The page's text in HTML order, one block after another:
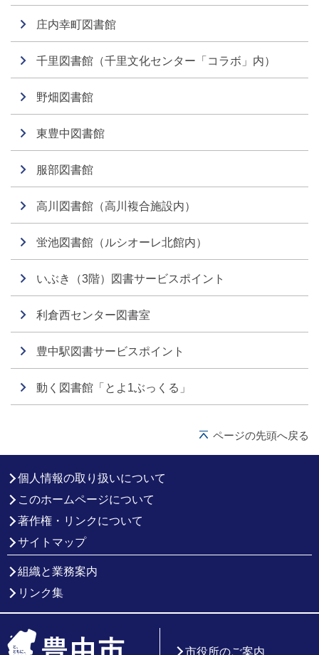
庄内幸町図書館
千里図書館（千里文化センター「コラボ」内）
野畑図書館
東豊中図書館
服部図書館
高川図書館（高川複合施設内）
蛍池図書館（ルシオーレ北館内）
いぶき（3階）図書サービスポイント
利倉西センター図書室
豊中駅図書サービスポイント
動く図書館「とよ1ぶっくる」
ページの先頭へ戻る
個人情報の取り扱いについて
このホームページについて
著作権・リンクについて
サイトマップ
組織と業務案内
リンク集
市役所のご案内